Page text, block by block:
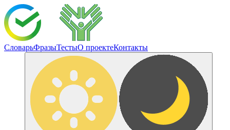
СловарьФразыТестыО проектеКонтакты